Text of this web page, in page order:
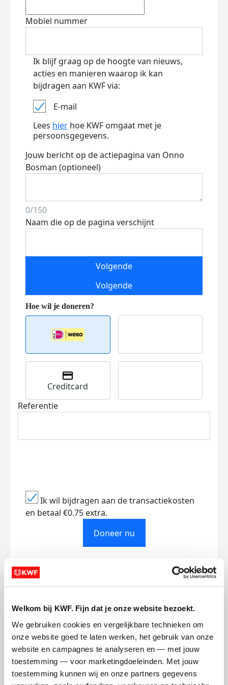
Welkom bij KWF. Fijn dat je onze website bezoekt.
We gebruiken cookies en vergelijkbare technieken om
onze website goed te laten werken, het gebruik van onze
website en campagnes te analyseren en — met jouw
toestemming — voor marketingdoeleinden. Met jouw
toestemming kunnen wij en onze partners gegevens
Mobiel nummer
Ik blijf graag op de hoogte van nieuws,
acties en manieren waarop ik kan
bijdragen aan KWF via:
E-mail
Lees hier hoe KWF omgaat met je
persoonsgegevens.
Jouw bericht op de actiepagina van Onno
Bosman (optioneel)
0/150
Naam die op de pagina verschijnt
Volgende
Volgende
Creditcard
Referentie
Ik wil bijdragen aan de transactiekosten
en betaal €0.75 extra.
Doneer nu
€1.006 €1.500
Doneer
Mijn activiteiten volgen